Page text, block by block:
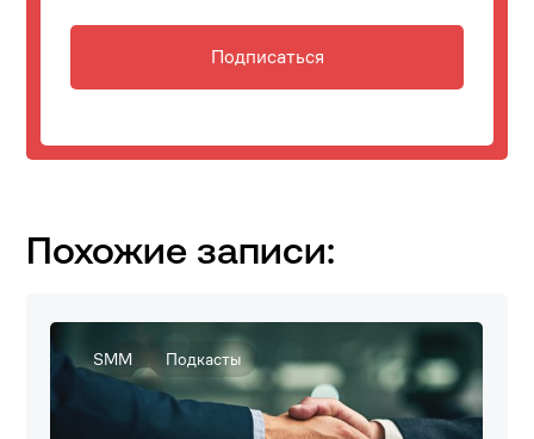
Подписаться
Похожие записи:
SMM Подкасты